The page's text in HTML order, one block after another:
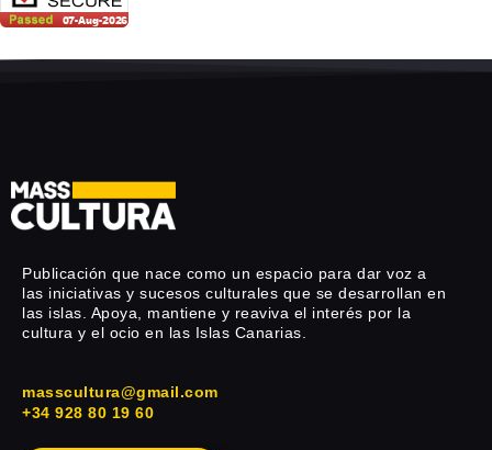
Publicación que nace como un espacio para dar voz a
las iniciativas y sucesos culturales que se desarrollan en
las islas. Apoya, mantiene y reaviva el interés por la
cultura y el ocio en las Islas Canarias.
masscultura@gmail.com
+34 928 80 19 60